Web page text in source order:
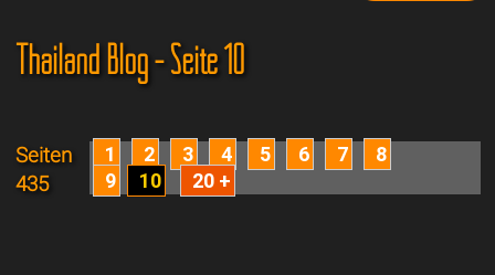
Thailand Blog - Seite 10
Seiten
435
1 2 3 4 5 6 7
8
9
10 20 +